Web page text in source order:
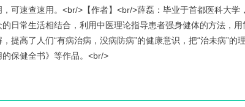
可速查速用。<br/>【作者】<br/>薛磊：毕业于首都医科大学
日常生活相结合，利用中医理论指导患者强身健体的方法，
提高了人们“有病治病，没病防病”的健康意识，把“治未病”的
保健全书》等作品。<br/>